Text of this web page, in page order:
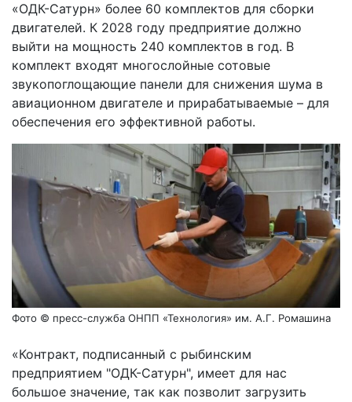
«ОДК-Сатурн» более 60 комплектов для сборки
двигателей. К 2028 году предприятие должно
выйти на мощность 240 комплектов в год. В
комплект входят многослойные сотовые
звукопоглощающие панели для снижения шума в
авиационном двигателе и прирабатываемые – для
обеспечения его эффективной работы.
Фото © пресс-служба ОНПП «Технология» им. А.Г. Ромашина
«Контракт, подписанный с рыбинским
предприятием "ОДК-Сатурн", имеет для нас
большое значение, так как позволит загрузить